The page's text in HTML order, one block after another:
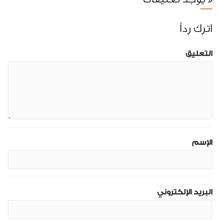
اترك رداً
التعليق
الإسم
البريد الإلكتروني